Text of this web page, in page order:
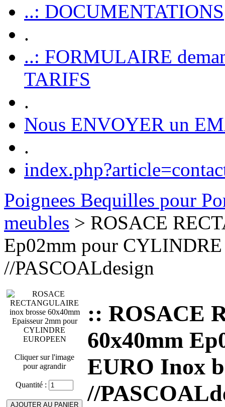
..: DOCUMENTATIONS
.
..: FORMULAIRE
TARIFS
.
Nous ENVOYER un
.
Poignees Bequilles pour
meubles > ROSACE
Ep02mm pour
//PASCOALdesign
Cliquer sur l'image
pour agrandir
Quantité :
:: ROSACE
60x40mm
EURO Inox
//